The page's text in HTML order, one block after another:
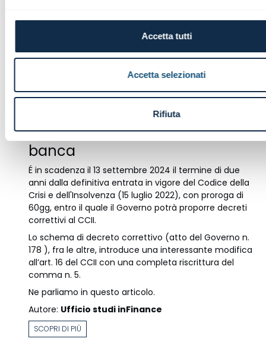
Accetta tutti
Accetta selezionati
Rifiuta
Il codice della crisi di impresa e
dell’insolvenza (CCII) e la
classificazione del credito in
banca
É in scadenza il 13 settembre 2024 il termine di due
anni dalla definitiva entrata in vigore del Codice della
Crisi e dell'Insolvenza (15 luglio 2022), con proroga di
60gg, entro il quale il Governo potrà proporre decreti
correttivi al CCII.
Lo schema di decreto correttivo (atto del Governo n.
178 ), fra le altre, introduce una interessante modifica
all’art. 16 del CCII con una completa riscrittura del
comma n. 5.
Ne parliamo in questo articolo.
Autore: Ufficio studi inFinance
SCOPRI DI PIÙ